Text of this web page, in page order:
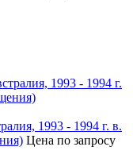
1993 - 1994 г. в.
Цена по запросу